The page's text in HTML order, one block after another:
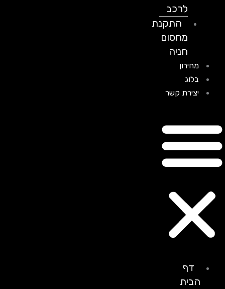
לרכב
התקנת
מחסום
חניה
מחירון
בלוג
יצירת קשר
דף
הבית